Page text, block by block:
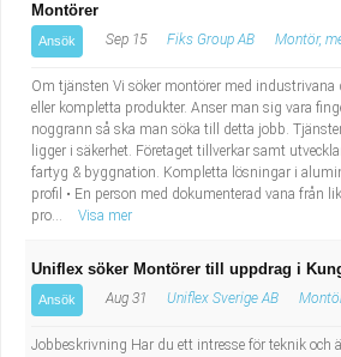
Montörer
Ansök Sep 15 Fiks Group AB Montör,
Om tjänsten Vi söker montörer med industrivana
eller kompletta produkter. Anser man sig vara
noggrann så ska man söka till detta jobb.
ligger i säkerhet. Företaget tillverkar samt
fartyg & byggnation. Kompletta lösningar i
profil • En person med dokumenterad vana från
pro...
Visa mer
Uniflex söker Montörer till uppdrag i
Ansök Aug 31 Uniflex Sverige AB
Jobbeskrivning Har du ett intresse för teknik och